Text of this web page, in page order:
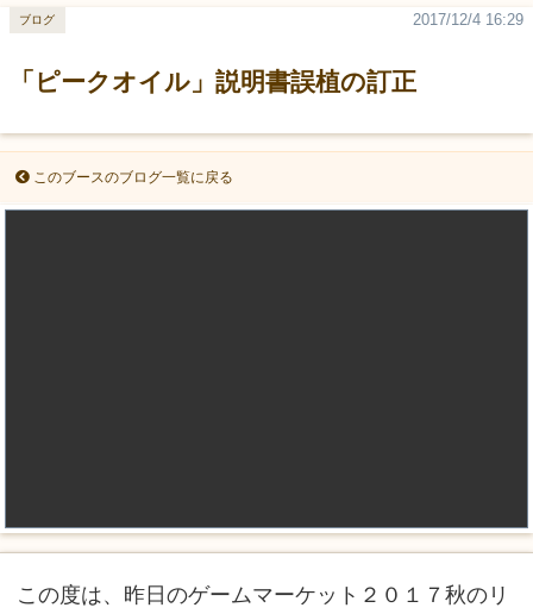
「ピークオイル」説明書誤植の訂正
2017/12/4 16:29
ブログ
このブースのブログ一覧に戻る
この度は、昨日のゲームマーケット２０１７秋のリ